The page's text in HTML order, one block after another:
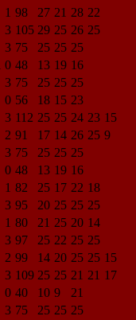
1 98 27 21 28 22
3 105 29 25 26 25
3 75 25 25 25
0 48 13 19 16
3 75 25 25 25
0 56 18 15 23
3 112 25 25 24 23 15
2 91 17 14 26 25 9
3 75 25 25 25
0 48 13 19 16
1 82 25 17 22 18
3 95 20 25 25 25
1 80 21 25 20 14
3 97 25 22 25 25
2 99 14 20 25 25 15
3 109 25 25 21 21 17
0 40 10 9
21
3 75 25 25 25